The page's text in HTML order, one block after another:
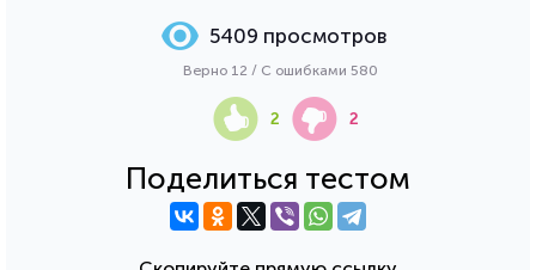
Поделиться тестом
5409 просмотров
Верно 12 / С ошибками 580
2 2